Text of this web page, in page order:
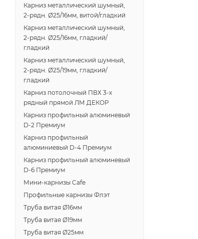
Карниз металлический шумный,
2-рядн. Ø25/16мм, витой/гладкий
Карниз металлический шумный,
2-рядн. Ø25/16мм, гладкий/
гладкий
Карниз металлический шумный,
2-рядн. Ø25/19мм, гладкий/
гладкий
Карниз потолочный ПВХ 3-х
рядный прямой ЛМ ДЕКОР
Карниз профильный алюминевый
D-2 Премиум
Карниз профильный
алюминиевый D-4 Премиум
Карниз профильный алюминевый
D-6 Премиум
Мини-карнизы Cafe
Профильные карнизы Флэт
Труба витая Ø16мм
Труба витая Ø19мм
Труба витая Ø25мм